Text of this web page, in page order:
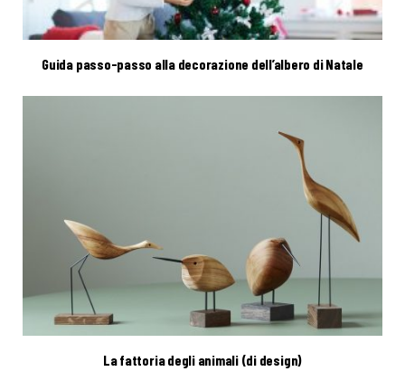
Guida passo-passo alla decorazione dell’albero di Natale
La fattoria degli animali (di design)